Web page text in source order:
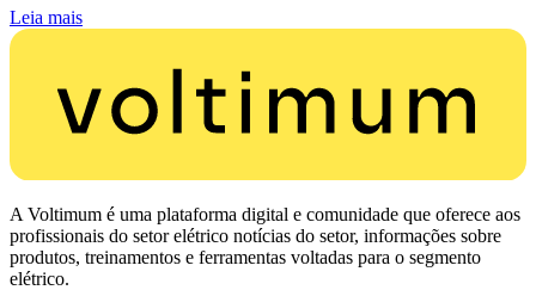
Leia mais
A Voltimum é uma plataforma digital e comunidade que oferece aos
profissionais do setor elétrico notícias do setor, informações sobre
produtos, treinamentos e ferramentas voltadas para o segmento
elétrico.